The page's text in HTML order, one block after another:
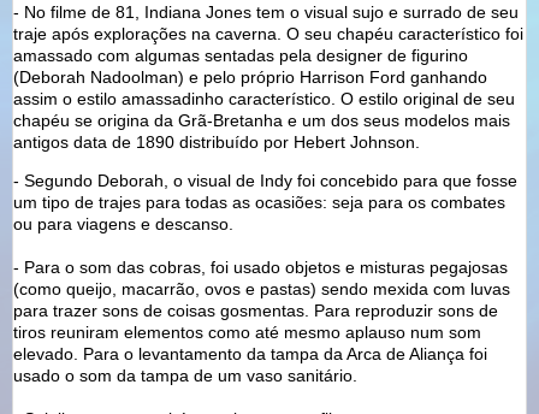
- No filme de 81, Indiana Jones tem o visual sujo e surrado de seu
traje após explorações na caverna. O seu chapéu característico foi
amassado com algumas sentadas pela designer de figurino
(Deborah Nadoolman) e pelo próprio Harrison Ford ganhando
assim o estilo amassadinho característico. O estilo original de seu
chapéu se origina da Grã-Bretanha e um dos seus modelos mais
antigos data de 1890 distribuído por Hebert Johnson.
- Segundo Deborah, o visual de Indy foi concebido para que fosse
um tipo de trajes para todas as ocasiões: seja para os combates
ou para viagens e descanso.
- Para o som das cobras, foi usado objetos e misturas pegajosas
(como queijo, macarrão, ovos e pastas) sendo mexida com luvas
para trazer sons de coisas gosmentas. Para reproduzir sons de
tiros reuniram elementos como até mesmo aplauso num som
elevado. Para o levantamento da tampa da Arca de Aliança foi
usado o som da tampa de um vaso sanitário.